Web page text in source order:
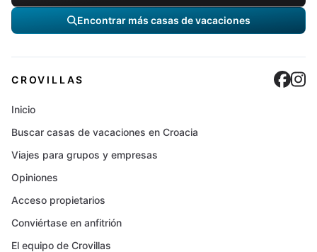
Encontrar más casas de vacaciones
CROVILLAS
Inicio
Buscar casas de vacaciones en Croacia
Viajes para grupos y empresas
Opiniones
Acceso propietarios
Conviértase en anfitrión
El equipo de Crovillas